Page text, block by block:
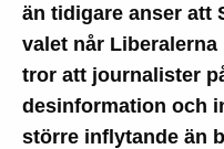
än tidigare anser att
valet når
tror att journalister
desinformation och
större inflytande än